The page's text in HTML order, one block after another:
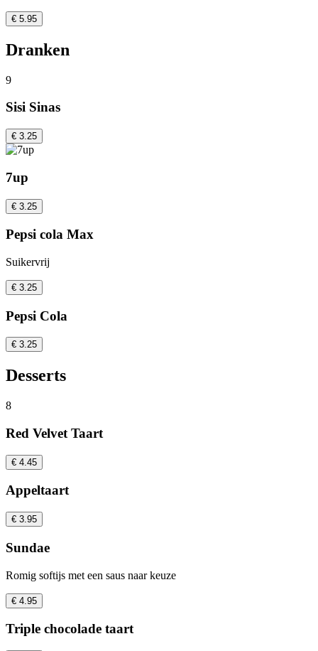
€ 5.95
Dranken
9
Sisi Sinas
€ 3.25
7up
€ 3.25
Pepsi cola Max
Suikervrij
€ 3.25
Pepsi Cola
€ 3.25
Desserts
8
Red Velvet Taart
€ 4.45
Appeltaart
€ 3.95
Sundae
Romig softijs met een saus naar keuze
€ 4.95
Triple chocolade taart